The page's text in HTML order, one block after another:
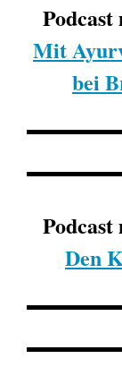
Mit
bei
Den